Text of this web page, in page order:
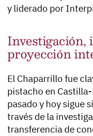
y liderado por
Investigación,
proyección
El Chaparrillo fue
pistacho en
pasado y hoy sigue
través de la
transferencia de